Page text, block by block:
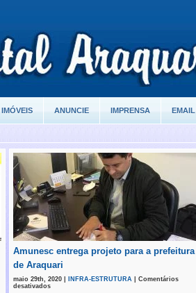
IMÓVEIS ANUNCIE IMPRENSA EMAIL
Amunesc entrega projeto para a prefeitura
de Araquari
maio 29th, 2020 | INFRA-ESTRUTURA
Comentários
desativadosem